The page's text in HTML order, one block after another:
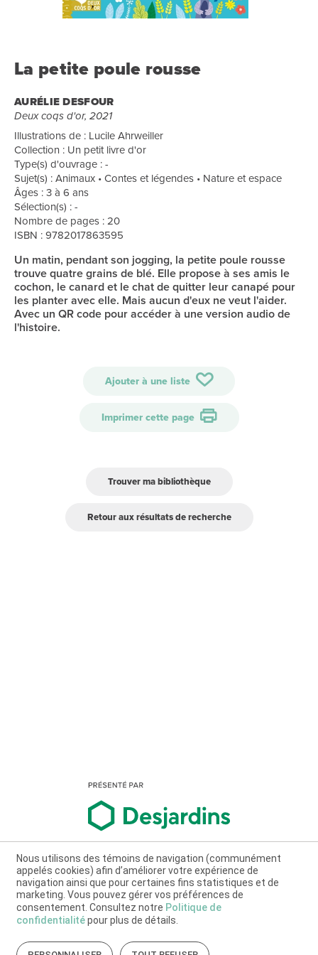
La petite poule rousse
AURÉLIE DESFOUR
Deux coqs d'or, 2021
Illustrations de : Lucile Ahrweiller
Collection : Un petit livre d'or
Type(s) d'ouvrage : -
Sujet(s) : Animaux • Contes et légendes • Nature et espace
Âges : 3 à 6 ans
Sélection(s) : -
Nombre de pages : 20
ISBN : 9782017863595
Un matin, pendant son jogging, la petite poule rousse
trouve quatre grains de blé. Elle propose à ses amis le
cochon, le canard et le chat de quitter leur canapé pour
les planter avec elle. Mais aucun d'eux ne veut l'aider.
Avec un QR code pour accéder à une version audio de
l'histoire.
Ajouter à une liste
Imprimer cette page
Trouver ma bibliothèque
Retour aux résultats de recherche
Nous utilisons des témoins de navigation (communément
appelés cookies) afin d’améliorer votre expérience de
navigation ainsi que pour certaines fins statistiques et de
marketing. Vous pouvez gérer vos préférences de
consentement. Consultez notre Politique de
confidentialitépour plus de détails.